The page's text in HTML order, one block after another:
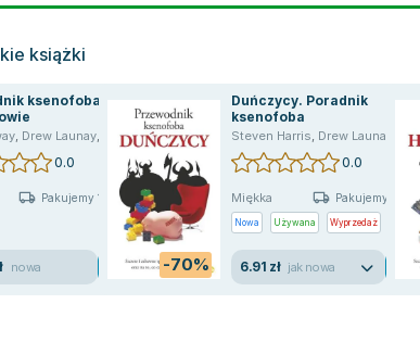
książki
ksenofoba.
, Drew Launay,
0.0
Pakujemy 10.08
nowa -70%
Duńczycy. Poradnik
ksenofoba
Steven Harris, Drew Launay
0.0
Miękka Pakujemy jutro
Nowa Używana Wyprzedaż
6.91 zł jak nowa